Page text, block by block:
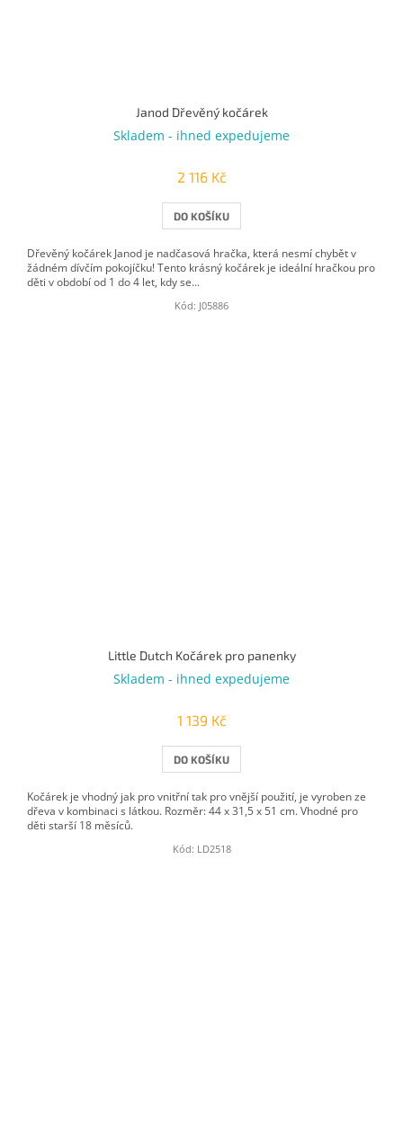
Janod Dřevěný kočárek
Skladem - ihned expedujeme
2 116 Kč
DO KOŠÍKU
Dřevěný kočárek Janod je nadčasová hračka, která nesmí chybět v
žádném dívčím pokojíčku! Tento krásný kočárek je ideální hračkou pro
děti v období od 1 do 4 let, kdy se...
Kód: J05886
Little Dutch Kočárek pro panenky
Skladem - ihned expedujeme
1 139 Kč
DO KOŠÍKU
Kočárek je vhodný jak pro vnitřní tak pro vnější použití, je vyroben ze
dřeva v kombinaci s látkou. Rozměr: 44 x 31,5 x 51 cm. Vhodné pro
děti starší 18 měsíců.
Kód: LD2518